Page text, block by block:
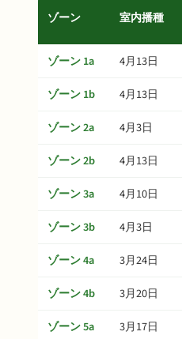
ゾーン 室内播種
ゾーン 1a 4月13日
ゾーン 1b
4月13日
ゾーン 2a
4月3日
ゾーン 2b
4月13日
ゾーン 3a
4月10日
ゾーン 3b
4月3日
ゾーン 4a
3月24日
ゾーン 4b
3月20日
ゾーン 5a
3月17日